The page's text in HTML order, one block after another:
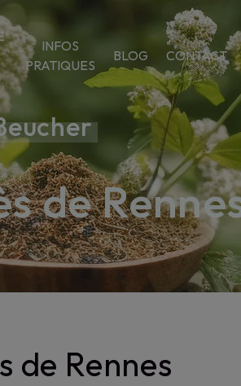
INFOS
PRATIQUES
BLOG CONTACT
de
de Rennes